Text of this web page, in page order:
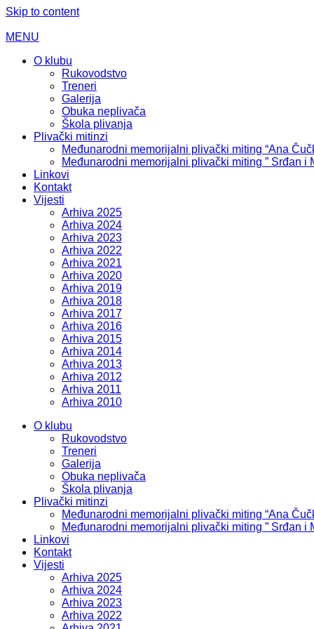
Skip to content
MENU
O klubu
Rukovodstvo
Treneri
Galerija
Obuka neplivača
Škola plivanja
Plivački mitinzi
Međunarodni memorijalni plivački miting “Ana
Međunarodni memorijalni plivački miting ” Srđan i
Linkovi
Kontakt
Vijesti
Arhiva 2025
Arhiva 2024
Arhiva 2023
Arhiva 2022
Arhiva 2021
Arhiva 2020
Arhiva 2019
Arhiva 2018
Arhiva 2017
Arhiva 2016
Arhiva 2015
Arhiva 2014
Arhiva 2013
Arhiva 2012
Arhiva 2011
Arhiva 2010
O klubu
Rukovodstvo
Treneri
Galerija
Obuka neplivača
Škola plivanja
Plivački mitinzi
Međunarodni memorijalni plivački miting “Ana
Međunarodni memorijalni plivački miting ” Srđan i
Linkovi
Kontakt
Vijesti
Arhiva 2025
Arhiva 2024
Arhiva 2023
Arhiva 2022